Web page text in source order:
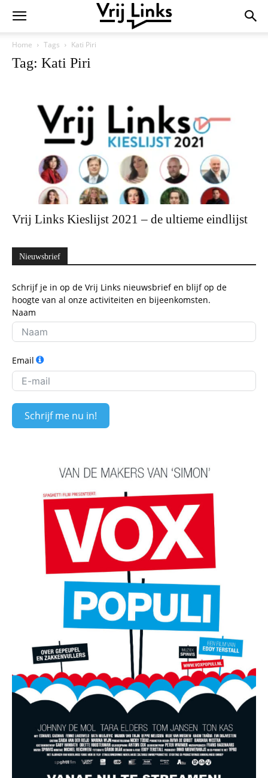
Home Tags Kati Piri
Tag: Kati Piri
Vrij Links Kieslijst 2021 – de ultieme eindlijst
Nieuwsbrief
Schrijf je in op de Vrij Links nieuwsbrief en blijf op de
hoogte van al onze activiteiten en bijeenkomsten.
Naam
Email
Schrijf me nu in!